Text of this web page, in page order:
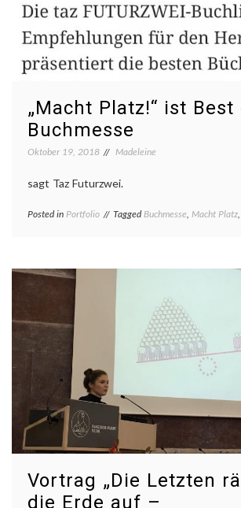
„Macht Platz!“ ist Best
Buchmesse
Oktober 19, 2018 Madeleine
sagt Taz Futurzwei.
Posted in Portfolio Tagged Buchmesse Macht Platz
Vortrag „Die Letzten
die Erde auf –